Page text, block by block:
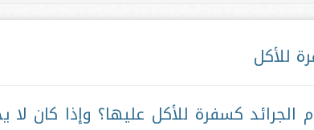
للأكل
كسفرة للأكل عليها؟ وإذا كان لا